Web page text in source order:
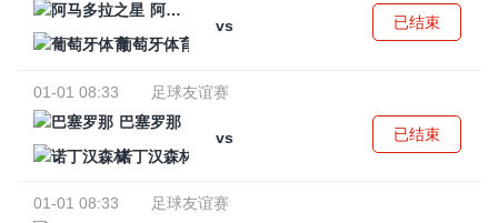
阿马多拉之星
vs
葡萄牙体育
已结束
01-01 08:33
足球友谊赛
巴塞罗那
vs
诺丁汉森林
已结束
01-01 08:33
足球友谊赛